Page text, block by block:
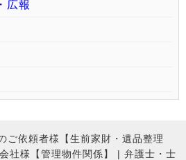
広報
ご依頼者様【生前家財・遺品整理
社様【管理物件関係】 | 弁護士・士